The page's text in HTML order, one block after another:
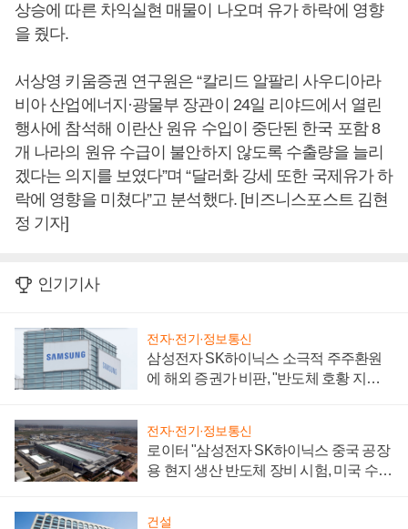
상승에 따른 차익실현 매물이 나오며 유가 하락에 영향
을 줬다.
서상영 키움증권 연구원은 “칼리드 알팔리 사우디아라
비아 산업에너지·광물부 장관이 24일 리야드에서 열린
행사에 참석해 이란산 원유 수입이 중단된 한국 포함 8
개 나라의 원유 수급이 불안하지 않도록 수출량을 늘리
겠다는 의지를 보였다”며 “달러화 강세 또한 국제유가 하
락에 영향을 미쳤다”고 분석했다. [비즈니스포스트 김현
정 기자]
인기기사
전자·전기·정보통신
삼성전자 SK하이닉스 소극적 주주환원
에 해외 증권가 비판, "반도체 호황 지속
전자·전기·정보통신
로이터 "삼성전자 SK하이닉스 중국 공장
용 현지 생산 반도체 장비 시험, 미국 수출
건설